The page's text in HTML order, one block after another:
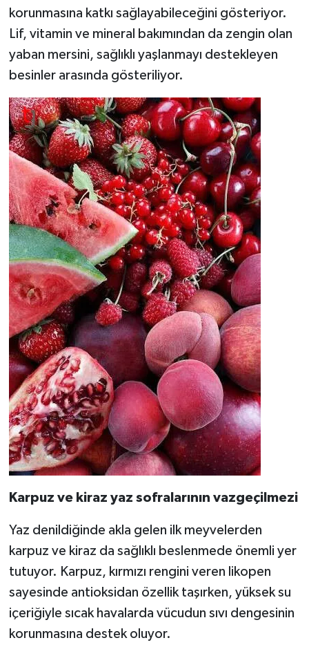
korunmasına katkı sağlayabileceğini gösteriyor.
Lif, vitamin ve mineral bakımından da zengin olan
yaban mersini, sağlıklı yaşlanmayı destekleyen
besinler arasında gösteriliyor.
Karpuz ve kiraz yaz sofralarının vazgeçilmezi
Yaz denildiğinde akla gelen ilk meyvelerden
karpuz ve kiraz da sağlıklı beslenmede önemli yer
tutuyor. Karpuz, kırmızı rengini veren likopen
sayesinde antioksidan özellik taşırken, yüksek su
içeriğiyle sıcak havalarda vücudun sıvı dengesinin
korunmasına destek oluyor.